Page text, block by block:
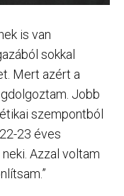
is van
sokkal
Mert azért a
Jobb
szempontból
23 éves
Azzal voltam